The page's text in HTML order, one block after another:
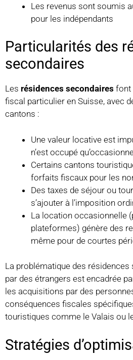
Les revenus sont soumis
pour les indépendants
Particularités des
secondaires
Les résidences secondaires font
fiscal particulier en Suisse, avec
cantons :
Une valeur locative est
n’est occupé
Certains cantons
forfaits fiscaux pour les
Des taxes de séjour ou
s’ajouter à l’imposition
La location occasionnelle
plateformes) génère des
même pour de courtes
La problématique des résidences
par des étrangers est encadrée
les acquisitions par des
conséquences fiscales
touristiques comme le Valais ou
Stratégies